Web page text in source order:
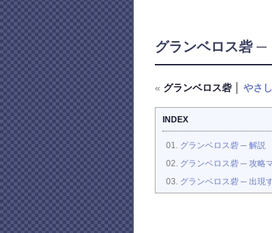
グランベロス砦 ─
« グランベロス砦 │ やさ
INDEX
グランベロス砦 ─ 解説
グランベロス砦 ─ 攻略
グランベロス砦 ─ 出現